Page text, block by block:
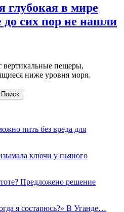
глубокая в мире
сих пор не нашли
пещеры,
ниже уровня моря.
пить без вреда для
ключи у пьяного
Предложено решение
я состарюсь?» В Уганде…